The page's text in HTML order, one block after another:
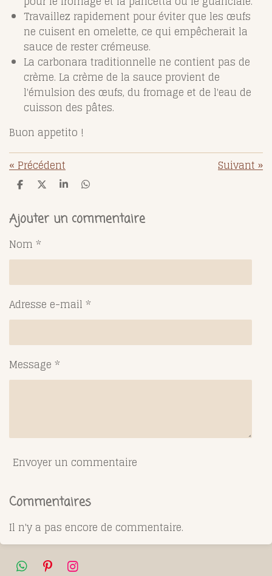
Travaillez rapidement pour éviter que les œufs
ne cuisent en omelette, ce qui empêcherait la
sauce de rester crémeuse.
La carbonara traditionnelle ne contient pas de
crème. La crème de la sauce provient de
l'émulsion des œufs, du fromage et de l'eau de
cuisson des pâtes.
Buon appetito !
«Précédent Suivant»
P
t
a
e
r
P
t
a
r
P
t
a
r
P
t
a
r
Ajouter un commentaire
Nom *
Adresse e-mail *
Message *
Envoyer un commentaire
Commentaires
Il n'y a pas encore de commentaire.
W P I